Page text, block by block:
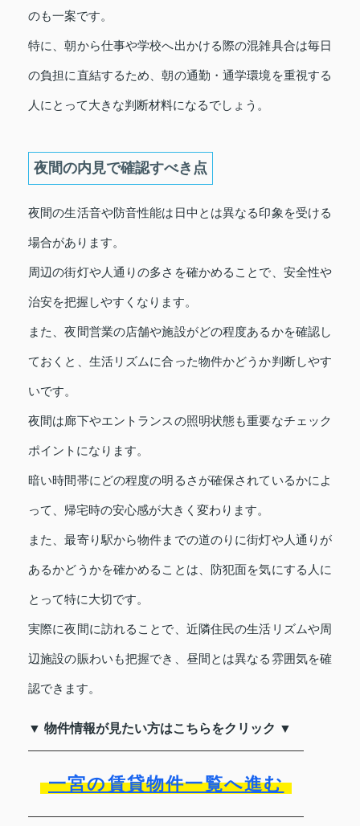
のも一案です。
特に、朝から仕事や学校へ出かける際の混雑具合は毎日
の負担に直結するため、朝の通勤・通学環境を重視する
人にとって大きな判断材料になるでしょう。
夜間の内見で確認すべき点
夜間の生活音や防音性能は日中とは異なる印象を受ける
場合があります。
周辺の街灯や人通りの多さを確かめることで、安全性や
治安を把握しやすくなります。
また、夜間営業の店舗や施設がどの程度あるかを確認し
ておくと、生活リズムに合った物件かどうか判断しやす
いです。
夜間は廊下やエントランスの照明状態も重要なチェック
ポイントになります。
暗い時間帯にどの程度の明るさが確保されているかによ
って、帰宅時の安心感が大きく変わります。
また、最寄り駅から物件までの道のりに街灯や人通りが
あるかどうかを確かめることは、防犯面を気にする人に
とって特に大切です。
実際に夜間に訪れることで、近隣住民の生活リズムや周
辺施設の賑わいも把握でき、昼間とは異なる雰囲気を確
認できます。
▼ 物件情報が見たい方はこちらをクリック ▼
一宮の賃貸物件一覧へ進む